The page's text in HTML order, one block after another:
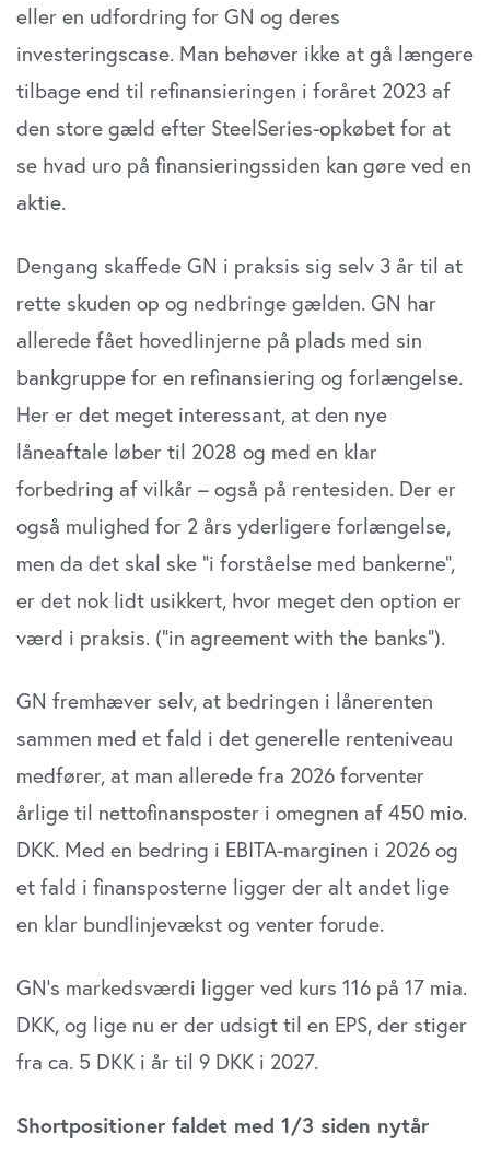
eller en udfordring for GN og deres
investeringscase. Man behøver ikke at gå længere
tilbage end til refinansieringen i foråret 2023 af
den store gæld efter SteelSeries-opkøbet for at
se hvad uro på finansieringssiden kan gøre ved en
aktie.
Dengang skaffede GN i praksis sig selv 3 år til at
rette skuden op og nedbringe gælden. GN har
allerede fået hovedlinjerne på plads med sin
bankgruppe for en refinansiering og forlængelse.
Her er det meget interessant, at den nye
låneaftale løber til 2028 og med en klar
forbedring af vilkår – også på rentesiden. Der er
også mulighed for 2 års yderligere forlængelse,
men da det skal ske ”i forståelse med bankerne”,
er det nok lidt usikkert, hvor meget den option er
værd i praksis. (”in agreement with the banks”).
GN fremhæver selv, at bedringen i lånerenten
sammen med et fald i det generelle renteniveau
medfører, at man allerede fra 2026 forventer
årlige til nettofinansposter i omegnen af 450 mio.
DKK. Med en bedring i EBITA-marginen i 2026 og
et fald i finansposterne ligger der alt andet lige
en klar bundlinjevækst og venter forude.
GN’s markedsværdi ligger ved kurs 116 på 17 mia.
DKK, og lige nu er der udsigt til en EPS, der stiger
fra ca. 5 DKK i år til 9 DKK i 2027.
Shortpositioner faldet med 1/3 siden nytår